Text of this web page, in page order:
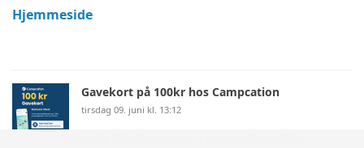
Hjemmeside
Gavekort på 100kr hos Campcation
tirsdag 09. juni kl. 13:12